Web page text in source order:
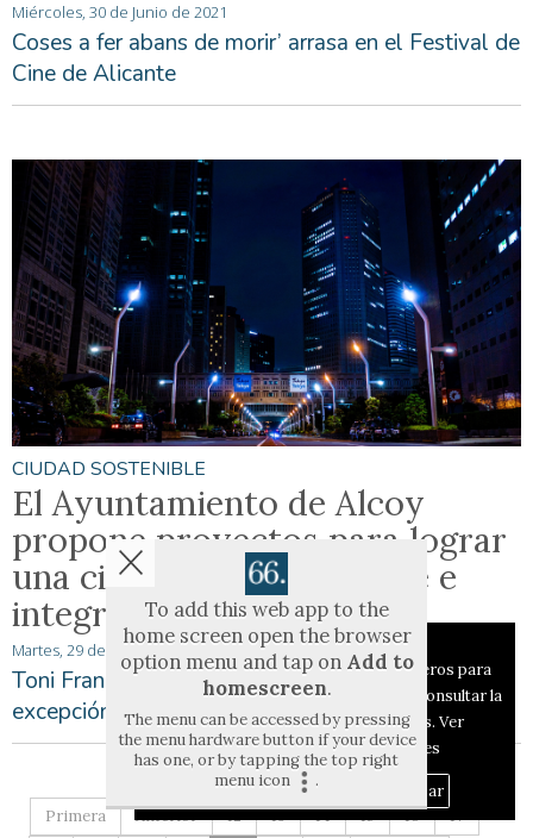
Miércoles, 30 de Junio de 2021
Coses a fer abans de morir’ arrasa en el Festival de
Cine de Alicante
CIUDAD SOSTENIBLE
El Ayuntamiento de Alcoy
propone proyectos para lograr
una ciudad más sostenible e
integrada
Martes, 29 de Junio de 2021
Toni Francés: "El objetivo es que todos, sin
excepción, alcancen una mejor calidad de vida"
Primera Anterior 12 13 14 15 16 17
Aviso sobre el Uso de cookies:
Utilizamos cookies nuestras y de terceros para
el funcionamiento del digital. Puedes consultar la
lista de cookies y como desconectarlas. Ver
nuestra Política de Privacidad y Cookies
Aceptar Cookies Personalizar
To add this web app to the
home screen open the browser
option menu and tap on Add to
homescreen.
The menu can be accessed by pressing
the menu hardware button if your device
has one, or by tapping the top right
menu icon
.